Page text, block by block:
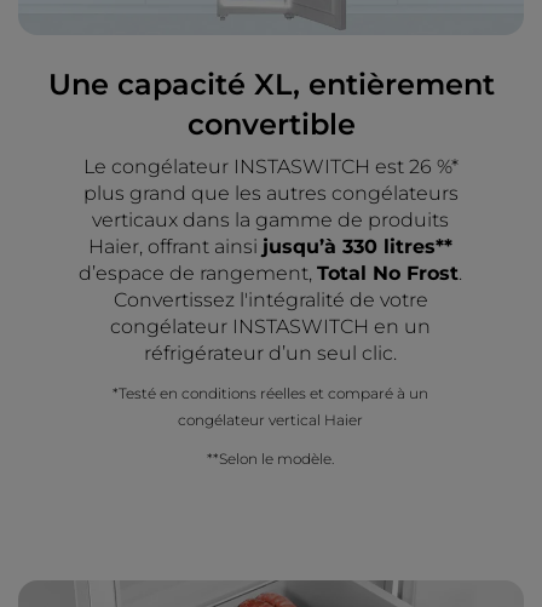
Une capacité XL, entièrement
convertible
Le congélateur INSTASWITCH est 26 %*
plus grand que les autres congélateurs
verticaux dans la gamme de produits
Haier, offrant ainsi jusqu’à 330 litres**
d’espace de rangement,Total No Frost.
Convertissez l'intégralité de votre
congélateur INSTASWITCH en un
réfrigérateur d’un seul clic.
*Testé en conditions réelles et comparé à un
congélateur vertical Haier
**Selon le modèle.